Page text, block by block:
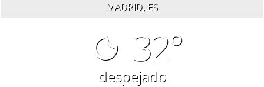
MADRID, ES
32°
despejado